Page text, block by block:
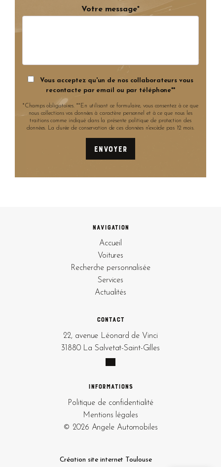
Votre message*
Vous acceptez qu'un de nos collaborateurs vous
recontacte par email ou par téléphone**
*Champs obligatoires. **En utilisant ce formulaire, vous consentez à ce que
nous collections vos données à caractère personnel et à ce que nous les
traitions comme indiqué dans la présente politique de protection des
données. La durée de conservation de ces données n'excède pas 12 mois.
Navigation
Accueil
Voitures
Recherche personnalisée
Services
Actualités
Contact
22, avenue Léonard de Vinci
31880 La Salvetat-Saint-Gilles
Informations
Politique de confidentialité
Mentions légales
© 2026 Angele Automobiles
Création site internet Toulouse